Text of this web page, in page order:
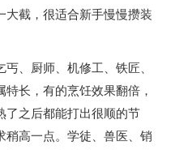
大截，很适合新手慢慢攒装
、厨师、机修工、铁匠、
长，有的烹饪效果翻倍，
了之后都能打出很顺的节
稍高一点。学徒、兽医、销